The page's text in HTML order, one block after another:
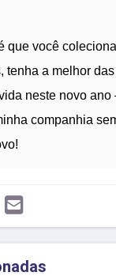
que você
tenha a melhor
neste novo ano
companhia